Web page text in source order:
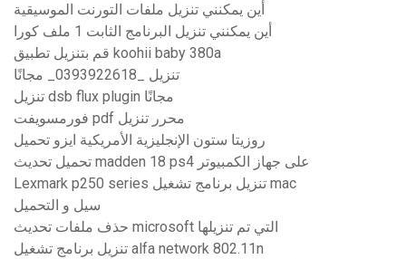
أين يمكنني تنزيل ملفات التورنت الموسيقية
أين يمكنني تنزيل البرنامج الثابت 1 ملف كورا
قم بتنزيل تطبيق koohii baby 380a
تنزيل _0393922618_ مجانًا
تنزيل dsb flux plugin مجانًا
فورمسويفت pdf محرر تنزيل
روزيتا ستون الإنجليزية الأمريكية ايزو تحميل
تحميل تحديث madden 18 ps4 ​​على جهاز الكمبيوتر
Lexmark p250 series تنزيل برنامج تشغيل mac
سيل و التحميل
حذف ملفات تحديث microsoft التي تم تنزيلها
تنزيل برنامج تشغيل alfa network 802.11n